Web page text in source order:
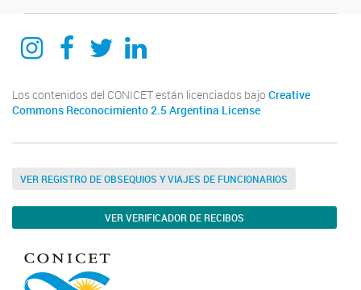
itecaunsam
itecaunsam
itecaunsam
Instituto de Tecnologías Emergentes y Ciencias Aplicadas ITECA
Los contenidos del CONICET están licenciados bajo Creative
Commons Reconocimiento 2.5 Argentina License
VER REGISTRO DE OBSEQUIOS Y VIAJES DE FUNCIONARIOS
VER VERIFICADOR DE RECIBOS